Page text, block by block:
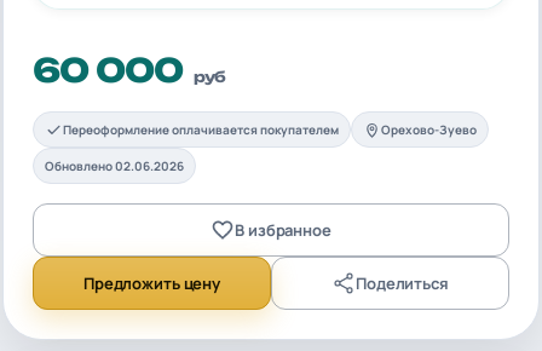
60 000 руб
Переоформление оплачивается покупателем Орехово-Зуево
Обновлено 02.06.2026
В избранное
Предложить цену Поделиться